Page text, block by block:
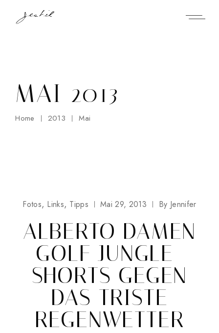
content
MAI 2013
Home 2013 Mai
Fotos Links Tipps Mai 29, 2013 By Jennifer
ALBERTO DAMEN
GOLF JUNGLE-
SHORTS GEGEN
DAS TRISTE
REGENWETTER